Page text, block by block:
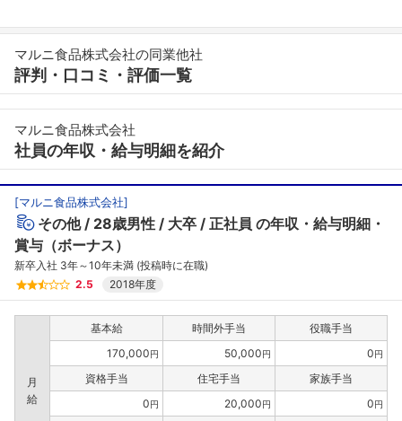
マルニ食品株式会社の同業他社
評判・口コミ・評価一覧
マルニ食品株式会社
社員の年収・給与明細を紹介
[マルニ食品株式会社]
その他 28歳男性 大卒 正社員 の年収・給与明細・
賞与（ボーナス）
新卒入社 3年～10年未満 (投稿時に在職)
2.5
2018年度
月
給
基本給 時間外手当
役職手当
170,000円 50,000円 0円
資格手当 住宅手当
家族手当
0円 20,000円 0円